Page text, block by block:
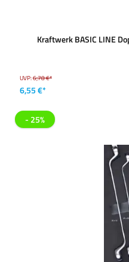
Kraftwerk BASIC LINE
UVP:6,78 €*
6,55 €*
- 25%